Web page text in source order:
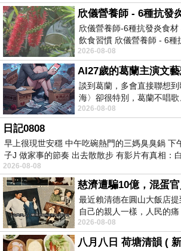
posts/157966
欣儀營養師-6種抗發炎食
飲食習慣 欣儀營養師 - 6種
https://www.facebook.com/
2026-08-08
談到葛蘭，多會直接聯想
海〉卻很特別，葛蘭不唱
心演戲。拍攝期間，經常工
2026-08-08
日記0808
早上很現世安穩 中午吃碗熱門的三媽臭臭鍋 下
子J 做家事的節奏 出去散散步 有影片有真相：
2026-08-08
慈濟遭騙10億，混蛋
最近賴清德在圓山大飯店
自己的親人一樣，人民的
民如親，說的這麼好聽，實
2026-08-08
八月八日 荷塘清韻 (